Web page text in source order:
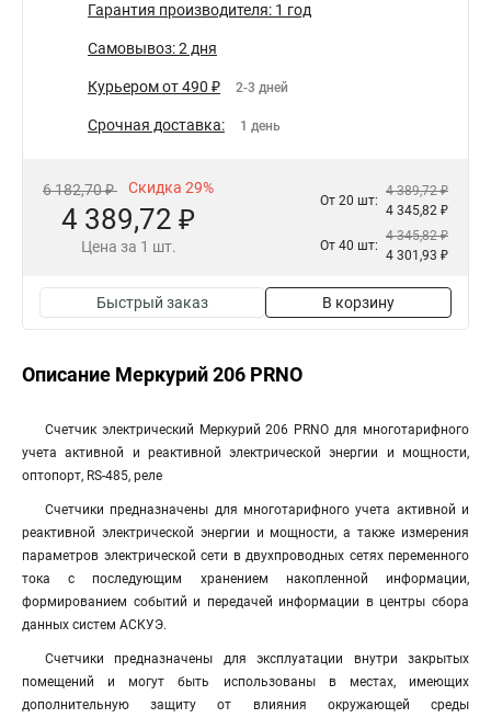
Гарантия производителя: 1 год
Самовывоз: 2 дня
Курьером от 490 ₽ 2-3 дней
Срочная доставка: 1 день
6 182,70 ₽ Скидка 29%
4 389,72 ₽
Цена за 1 шт.
От 20 шт:
4 389,72 ₽
4 345,82 ₽
От 40 шт:
4 345,82 ₽
4 301,93 ₽
Быстрый заказ В корзину
Описание Меркурий 206 PRNO
Счетчик электрический Меркурий 206 PRNO для многотарифного
учета активной и реактивной электрической энергии и мощности,
оптопорт, RS-485, реле
Счетчики предназначены для многотарифного учета активной и
реактивной электрической энергии и мощности, а также измерения
параметров электрической сети в двухпроводных сетях переменного
тока с последующим хранением накопленной информации,
формированием событий и передачей информации в центры сбора
данных систем АСКУЭ.
Счетчики предназначены для эксплуатации внутри закрытых
помещений и могут быть использованы в местах, имеющих
дополнительную защиту от влияния окружающей среды